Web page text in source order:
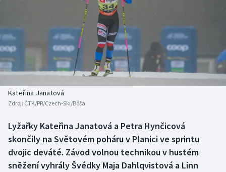
Baseball a softbal
Basketbal
Biatlon
Box
Curling
Historické návraty
Aplikace ČT sport
Kateřina Janatová
Zdroj: ČTK/PR/Czech-Ski/Bóša
Lyžařky Kateřina Janatová a Petra Hynčicová
skončily na Světovém poháru v Planici ve sprintu
dvojic deváté. Závod volnou technikou v hustém
sněžení vyhrály Švédky Maja Dahlqvistová a Linn